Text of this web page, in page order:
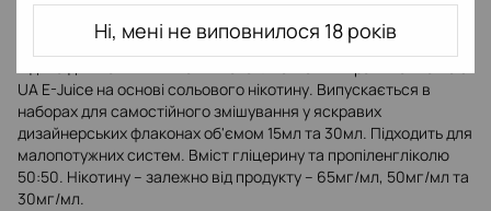
Ні, мені не виповнилося 18 років
задоволення принесе головний біль.
Особливості рідини для куріння Mix Bar
UA E-Juice на основі сольового нікотину. Випускається в
наборах для самостійного змішування у яскравих
дизайнерських флаконах об'ємом 15мл та 30мл. Підходить для
малопотужних систем. Вміст гліцерину та пропіленгліколю
50:50. Нікотину – залежно від продукту – 65мг/мл, 50мг/мл та
30мг/мл.